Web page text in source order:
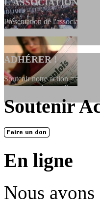
L'ASSOCIATION
Présentation de l'association
ADHÉRER !
Soutenir notre action ==> Si
dessous, en le remplissant et
En 2004, une dizaine de
Soutenir
En ligne
Nous